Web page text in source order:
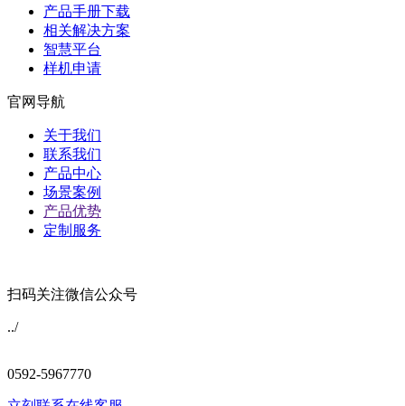
产品手册下载
相关解决方案
智慧平台
样机申请
官网导航
关于我们
联系我们
产品中心
场景案例
产品优势
定制服务
扫码关注微信公众号
../
0592-5967770